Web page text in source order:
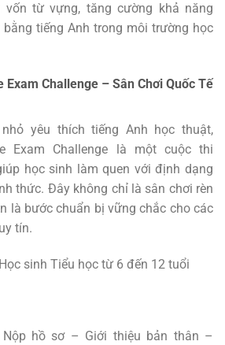
vốn từ vựng, tăng cường khả năng
tiếng Anh trong môi trường học
Exam Challenge – Sân Chơi Quốc Tế
yêu thích tiếng Anh học thuật,
Exam Challenge là một cuộc thi
học sinh làm quen với định dạng
thức. Đây không chỉ là sân chơi rèn
là bước chuẩn bị vững chắc cho các
tín.
sinh Tiểu học từ 6 đến 12 tuổi
hồ sơ – Giới thiệu bản thân –